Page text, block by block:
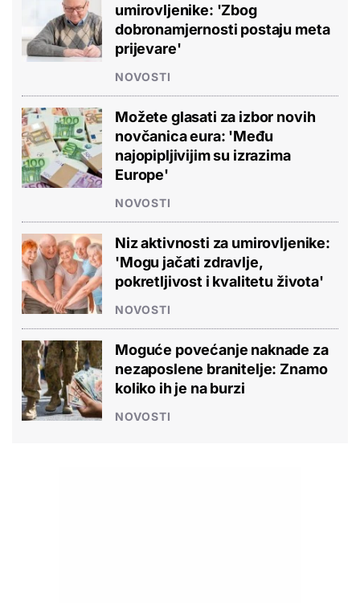
umirovljenike: 'Zbog
dobronamjernosti postaju meta
prijevare'
NOVOSTI
Možete glasati za izbor novih
novčanica eura: 'Među
najopipljivijim su izrazima
Europe'
NOVOSTI
Niz aktivnosti za umirovljenike:
'Mogu jačati zdravlje,
pokretljivost i kvalitetu života'
NOVOSTI
Moguće povećanje naknade za
nezaposlene branitelje: Znamo
koliko ih je na burzi
NOVOSTI